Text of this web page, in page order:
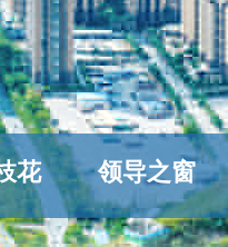
花 领导之窗